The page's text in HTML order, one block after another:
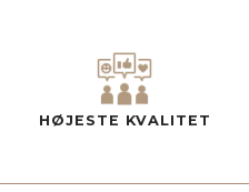
HØJESTE KVALITET